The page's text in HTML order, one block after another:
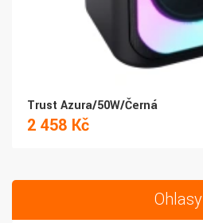
Trust Azura/50W/Černá
2 458 Kč
Ohlasy